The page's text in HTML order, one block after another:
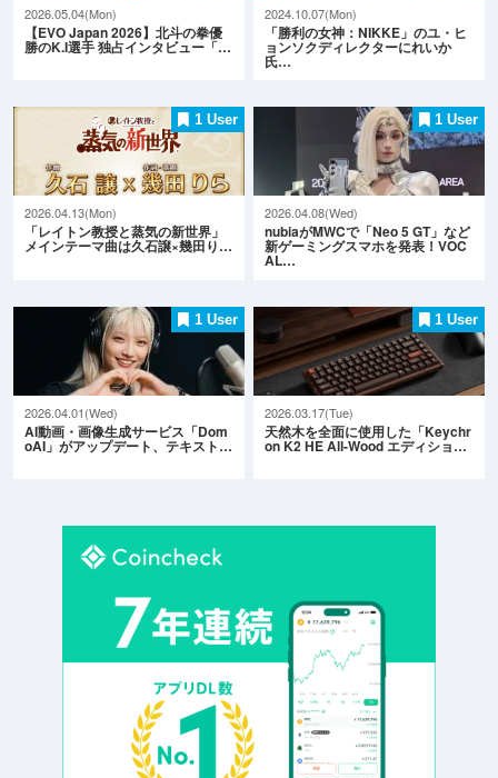
2026.05.04(Mon)
【EVO Japan 2026】北斗の拳優
勝のK.I選手 独占インタビュー「…
2024.10.07(Mon)
「勝利の女神：NIKKE」のユ・ヒ
ョンソクディレクターにれいか
氏…
1 User
2026.04.13(Mon)
「レイトン教授と蒸気の新世界」
メインテーマ曲は久石譲×幾田り…
1 User
2026.04.08(Wed)
nubiaがMWCで「Neo 5 GT」など
新ゲーミングスマホを発表！VOC
AL…
1 User
2026.04.01(Wed)
AI動画・画像生成サービス「Dom
oAI」がアップデート、テキスト…
1 User
2026.03.17(Tue)
天然木を全面に使用した「Keychr
on K2 HE All-Wood エディショ…